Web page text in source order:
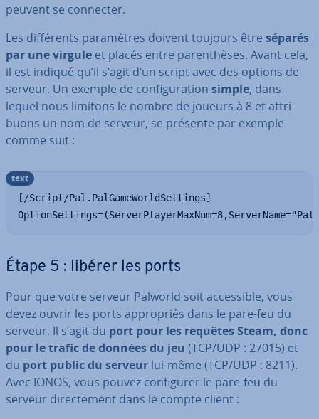
peuvent se connecter.
Les dif­fé­rents pa­ra­mètres doivent toujours être séparés
par une virgule et placés entre pa­ren­thèses. Avant cela,
il est indiqué qu’il s’agit d’un script avec des options de
serveur. Un exemple de con­fi­gu­ra­tion simple, dans
lequel nous limitons le nombre de joueurs à 8 et at­tri­
buons un nom de serveur, se présente par exemple
comme suit :
[/Script/Pal.PalGameWorldSettings]
text
Étape 5 : libérer les ports
Pour que votre serveur Palworld soit ac­ces­sible, vous
devez ouvrir les ports ap­pro­priés dans le pare-feu du
serveur. Il s’agit du port pour les requêtes Steam, donc
pour le trafic de données du jeu (TCP/UDP : 27015) et
du port public du serveur lui-même (TCP/UDP : 8211).
Avec IONOS, vous pouvez con­fi­gu­rer le pare-feu du
serveur di­rec­te­ment dans le compte client :